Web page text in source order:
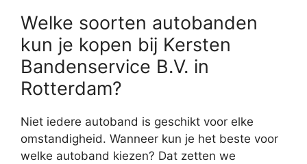
Welke soorten autobanden
kun je kopen bij Kersten
Bandenservice B.V. in
Rotterdam?
Niet iedere autoband is geschikt voor elke
omstandigheid. Wanneer kun je het beste voor
welke autoband kiezen? Dat zetten we